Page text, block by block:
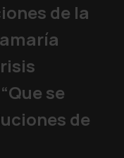
de la
se
de